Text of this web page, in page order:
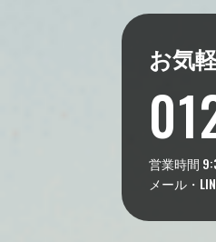
お気
営業時間
メール・